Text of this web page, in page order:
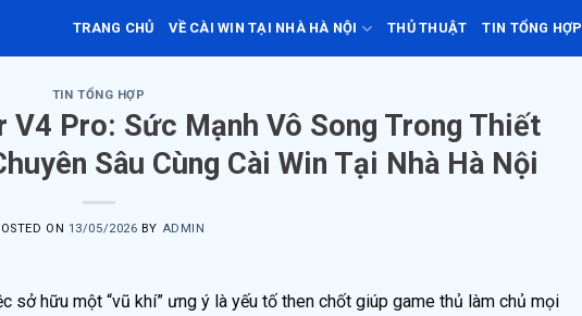
TRANG CHỦ VỀ CÀI WIN TẠI NHÀ HÀ NỘI THỦ THUẬT TIN TỔNG HỢP
TIN TỔNG HỢP
V4 Pro: Sức Mạnh Vô Song Trong Thiết
Sâu Cùng Cài Win Tại Nhà Hà Nội
ON 13/05/2026 BY ADMIN
sở hữu một “vũ khí” ưng ý là yếu tố then chốt giúp game thủ làm chủ mọi